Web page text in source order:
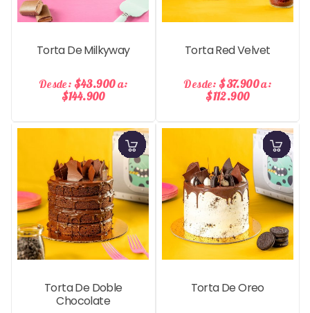
Torta De Milkyway
Desde: $43.900a:
$144.900
Torta Red Velvet
Desde: $37.900a:
$112.900
Torta De Doble
Chocolate
Torta De Oreo